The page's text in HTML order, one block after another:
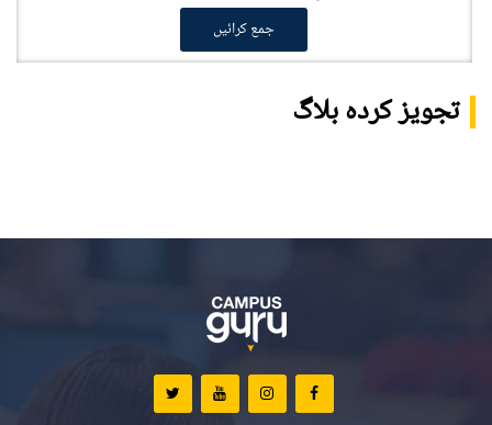
جمع کرائیں
تجویز کردہ بلاگ